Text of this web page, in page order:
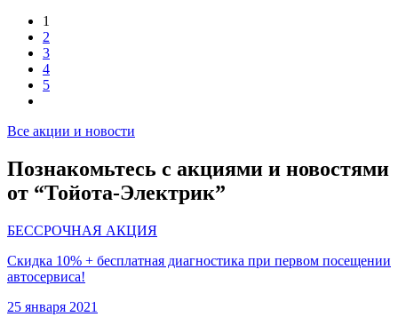
1
2
3
4
5
Все акции и новости
Познакомьтесь с акциями и новостями
от “Тойота-Электрик”
БЕССРОЧНАЯ АКЦИЯ
Скидка 10% + бесплатная диагностика при первом посещении
автосервиса!
25 января 2021